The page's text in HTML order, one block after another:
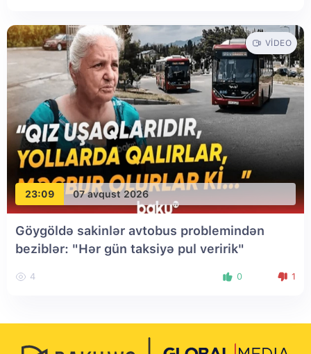
23:09 07 avqust 2026
VIDEO
Göygöldə sakinlər avtobus problemindən
beziblər: "Hər gün taksiyə pul veririk"
4 0 1